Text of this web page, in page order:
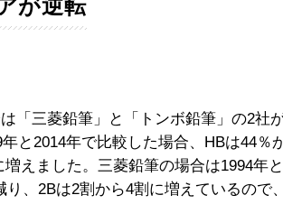
が逆転
「三菱鉛筆」と「トンボ鉛筆」の2社
と2014年で比較した場合、HBは44％
増えました。三菱鉛筆の場合は1994年
り、2Bは2割から4割に増えているので